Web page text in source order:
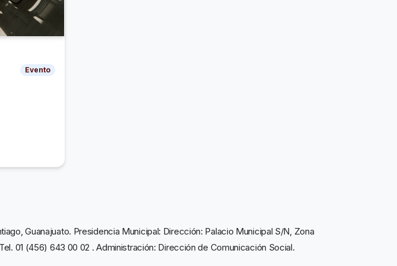
Evento
Guanajuato. Presidencia Municipal: Dirección: Palacio Municipal S/N, Zona
01 (456) 643 00 02 . Administración: Dirección de Comunicación Social.